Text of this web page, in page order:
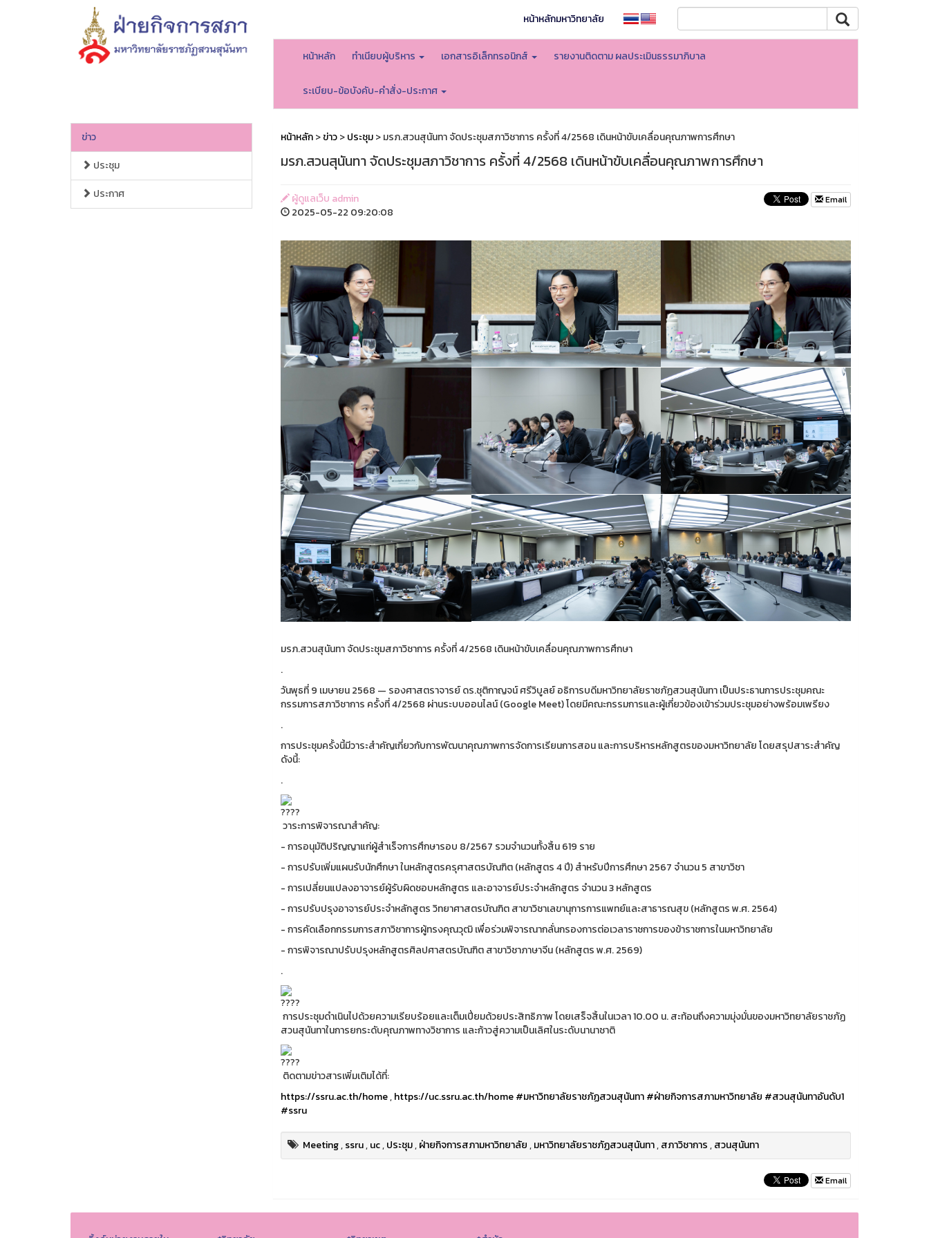
หน้าหลักมหาวิทยาลัย
หน้าหลัก ทำเนียบผู้บริหาร เอกสารอิเล็กทรอนิกส์ รายงานติดตาม ผลประเมินธรรมาภิบาล
ระเบียบ-ข้อบังคับ-คำสั่ง-ประกาศ
ข่าว
ประชุม
ประกาศ
หน้าหลัก>ข่าว>ประชุม> มรภ.สวนสุนันทา จัดประชุมสภาวิชาการ ครั้งที่ 4/2568 เดินหน้าขับเคลื่อนคุณภาพการศึกษา
มรภ.สวนสุนันทา จัดประชุมสภาวิชาการ ครั้งที่ 4/2568 เดินหน้าขับเคลื่อนคุณภาพการศึกษา
ผู้ดูแลเว็บ admin
2025-05-22 09:20:08
Email
มรภ.สวนสุนันทา จัดประชุมสภาวิชาการ ครั้งที่ 4/2568 เดินหน้าขับเคลื่อนคุณภาพการศึกษา
.
วันพุธที่ 9 เมษายน 2568 — รองศาสตราจารย์ ดร.ชุติกาญจน์ ศรีวิบูลย์ อธิการบดีมหาวิทยาลัยราชภัฏสวนสุนันทา เป็นประธานการประชุมคณะ
กรรมการสภาวิชาการ ครั้งที่ 4/2568 ผ่านระบบออนไลน์ (Google Meet) โดยมีคณะกรรมการและผู้เกี่ยวข้องเข้าร่วมประชุมอย่างพร้อมเพรียง
.
การประชุมครั้งนี้มีวาระสำคัญเกี่ยวกับการพัฒนาคุณภาพการจัดการเรียนการสอน และการบริหารหลักสูตรของมหาวิทยาลัย โดยสรุปสาระสำคัญ
ดังนี้:
.
วาระการพิจารณาสำคัญ:
- การอนุมัติปริญญาแก่ผู้สำเร็จการศึกษารอบ 8/2567 รวมจำนวนทั้งสิ้น 619 ราย
- การปรับเพิ่มแผนรับนักศึกษา ในหลักสูตรครุศาสตรบัณฑิต (หลักสูตร 4 ปี) สำหรับปีการศึกษา 2567 จำนวน 5 สาขาวิชา
- การเปลี่ยนแปลงอาจารย์ผู้รับผิดชอบหลักสูตร และอาจารย์ประจำหลักสูตร จำนวน 3 หลักสูตร
- การปรับปรุงอาจารย์ประจำหลักสูตร วิทยาศาสตรบัณฑิต สาขาวิชาเลขานุการการแพทย์และสาธารณสุข (หลักสูตร พ.ศ. 2564)
- การคัดเลือกกรรมการสภาวิชาการผู้ทรงคุณวุฒิ เพื่อร่วมพิจารณากลั่นกรองการต่อเวลาราชการของข้าราชการในมหาวิทยาลัย
- การพิจารณาปรับปรุงหลักสูตรศิลปศาสตรบัณฑิต สาขาวิชาภาษาจีน (หลักสูตร พ.ศ. 2569)
.
การประชุมดำเนินไปด้วยความเรียบร้อยและเต็มเปี่ยมด้วยประสิทธิภาพ โดยเสร็จสิ้นในเวลา 10.00 น. สะท้อนถึงความมุ่งมั่นของมหาวิทยาลัยราชภัฏ
สวนสุนันทาในการยกระดับคุณภาพทางวิชาการ และก้าวสู่ความเป็นเลิศในระดับนานาชาติ
ติดตามข่าวสารเพิ่มเติมได้ที่:
https://ssru.ac.th/home,https://uc.ssru.ac.th/home #มหาวิทยาลัยราชภัฏสวนสุนันทา #ฝ่ายกิจการสภามหาวิทยาลัย #สวนสุนันทาอันดับ1
#ssru
Meeting,ssru,uc,ประชุม,ฝ่ายกิจการสภามหาวิทยาลัย,มหาวิทยาลัยราชภัฏสวนสุนันทา,สภาวิชาการ,สวนสุนันทา
Email